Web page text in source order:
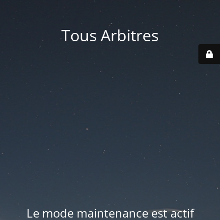
Tous Arbitres
Le mode maintenance est actif